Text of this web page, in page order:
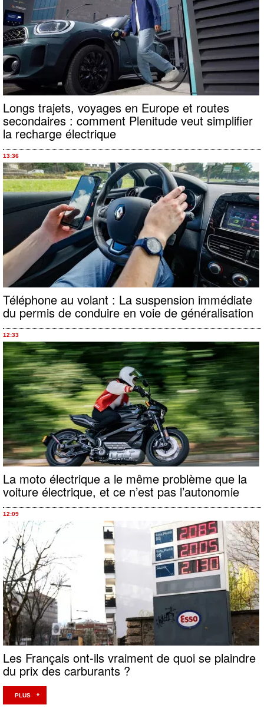
Longs trajets, voyages en Europe et routes
secondaires : comment Plenitude veut simplifier
la recharge électrique
13:36
Téléphone au volant : La suspension immédiate
du permis de conduire en voie de généralisation
12:33
La moto électrique a le même problème que la
voiture électrique, et ce n’est pas l’autonomie
12:09
Les Français ont-ils vraiment de quoi se plaindre
du prix des carburants ?
PLUS